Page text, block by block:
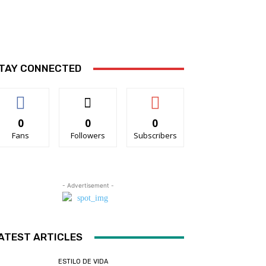
CONNECTED
0
Fans
0
Followers
0
Subscribers
- Advertisement -
ARTICLES
ESTILO DE VIDA